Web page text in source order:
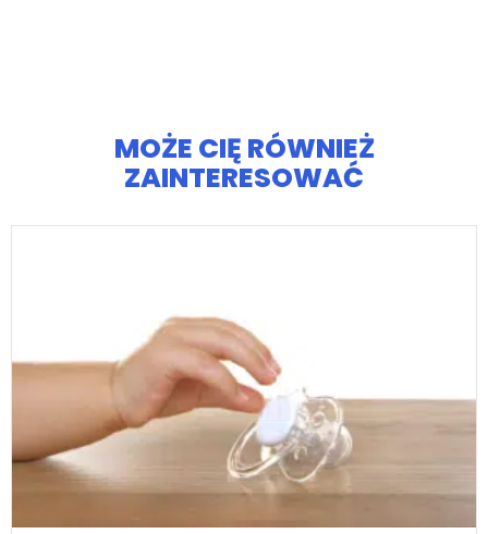
MOŻE CIĘ RÓWNIEŻ
ZAINTERESOWAĆ